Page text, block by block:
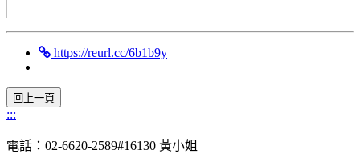
https://reurl.cc/6b1b9y
:::
電話：02-6620-2589#16130 黃小姐